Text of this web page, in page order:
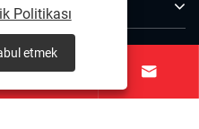
 
Politikası
etmek